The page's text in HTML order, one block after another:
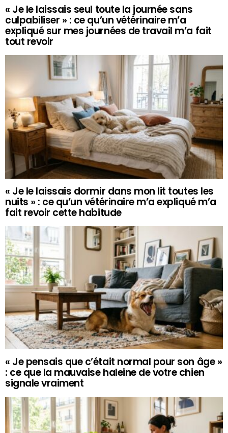
« Je le laissais seul toute la journée sans
culpabiliser » : ce qu’un vétérinaire m’a
expliqué sur mes journées de travail m’a fait
tout revoir
« Je le laissais dormir dans mon lit toutes les
nuits » : ce qu’un vétérinaire m’a expliqué m’a
fait revoir cette habitude
« Je pensais que c’était normal pour son âge »
: ce que la mauvaise haleine de votre chien
signale vraiment